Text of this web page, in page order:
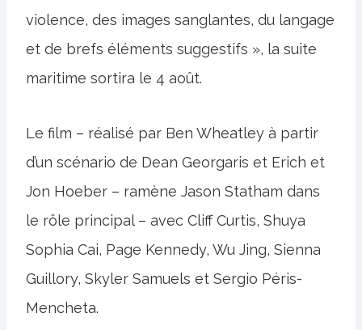
violence, des images sanglantes, du langage
et de brefs éléments suggestifs », la suite
maritime sortira le 4 août.
Le film – réalisé par Ben Wheatley à partir
d’un scénario de Dean Georgaris et Erich et
Jon Hoeber – ramène Jason Statham dans
le rôle principal – avec Cliff Curtis, Shuya
Sophia Cai, Page Kennedy, Wu Jing, Sienna
Guillory, Skyler Samuels et Sergio Péris-
Mencheta.